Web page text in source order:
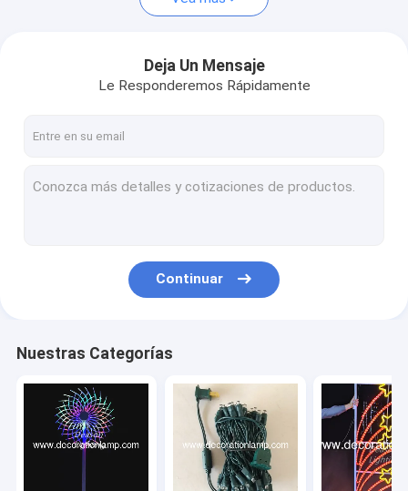
Control de calidad
Contacta con nosotros
Casos de trabajo
Solicitar una cita
Árboles iluminados y fuegos artificiales
Luces de cadena LED
decoración de postes luces de Navidad
Deja Un Mensaje
Le Responderemos Rápidamente
Continuar
Nuestras Categorías